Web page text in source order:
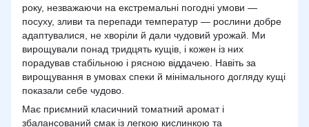
року, незважаючи на екстремальні погодні умови —
посуху, зливи та перепади температур — рослини добре
адаптувалися, не хворіли й дали чудовий урожай. Ми
вирощували понад тридцять кущів, і кожен із них
порадував стабільною і рясною віддачею. Навіть за
вирощування в умовах спеки й мінімального догляду кущі
показали себе чудово.
Має приємний класичний томатний аромат і
збалансований смак із легкою кислинкою та